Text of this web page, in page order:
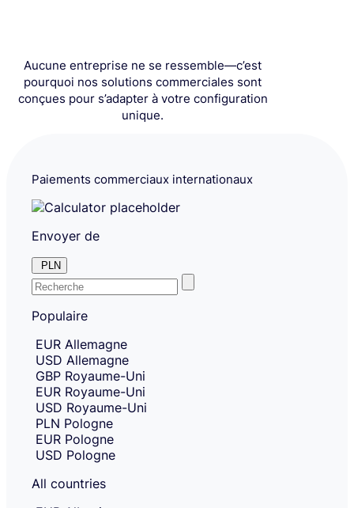
Aucune entreprise ne se ressemble—c’est
pourquoi nos solutions commerciales sont
conçues pour s’adapter à votre configuration
unique.
Paiements commerciaux internationaux
Envoyer de
PLN
the
or
currency
you
want
to
send
money
from.
to
amount
country
and
currency
selection
and
move
to
sending
amount
entry.
Populaire
EUR Allemagne
USD Allemagne
GBP Royaume-Uni
EUR Royaume-Uni
USD Royaume-Uni
PLN Pologne
EUR Pologne
USD Pologne
All countries